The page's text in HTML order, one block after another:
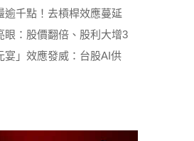
逾千點！去槓桿效應蔓延
眼：股價翻倍、股利大增3
宴」效應發威：台股AI供